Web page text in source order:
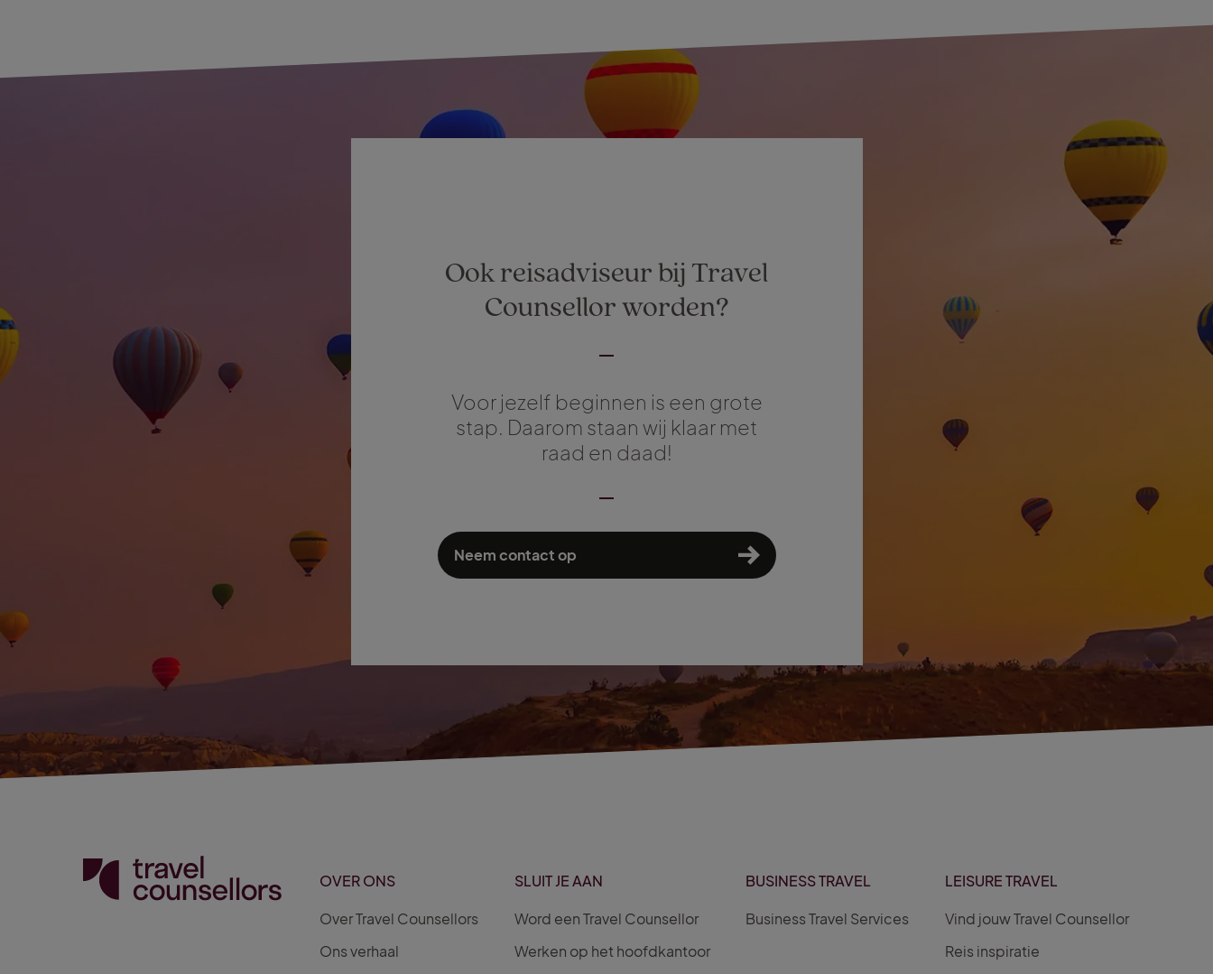
Ook reisadviseur bij Travel
Counsellor worden?
Voor jezelf beginnen is een grote
stap. Daarom staan wij klaar met
raad en daad!
Neem contact op
OVER ONS
Over Travel Counsellors
Ons verhaal
SLUIT JE AAN
Word een Travel Counsellor
Werken op het hoofdkantoor
BUSINESS TRAVEL
Business Travel Services
LEISURE TRAVEL
Vind jouw Travel Counsellor
Reis inspiratie